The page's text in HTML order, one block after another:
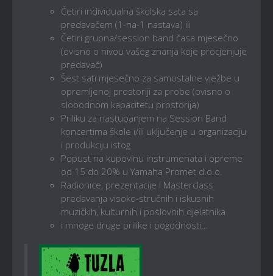
Četiri individualna školska sata sa
predavačem (1-na-1 nastava) ili
Četiri grupna/session band časa mjesečno
(ovisno o nivou vašeg znanja koje procjenjuje
predavač)
Šest sati mjesečno za samostalne vježbe u
opremljenoj prostoriji za probe (ovisno o
slobodnom kapacitetu prostorija)
Priliku za nastupanjem na Session Band
koncertima škole i/ili uključenje u organizaciju
i produkciju istog
Popust na kupovinu instrumenata i opreme
od 15 do 20% u Yamaha Promet d.o.o.
Radionice, prezentacije i Masterclass
predavanja visoko-stručnih i iskusnih
muzičkih, kulturnih i poslovnih djelatnika
i mnoge druge prilike i pogodnosti…